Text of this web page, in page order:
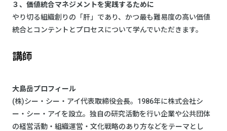
３、価値統合マネジメントを実践するために
やり切る組織創りの「肝」であり、かつ最も難易度の高い価値
統合とコンテントとプロセスについて学んでいただきます。
講師
大島岳プロフィール
(株)シー・シー・アイ代表取締役会長。1986年に株式会社シ
ー・シー・アイを設立。独自の研究活動を行い企業や公共団体
の経営活動・組織運営・文化戦略のあり方などをテーマとし